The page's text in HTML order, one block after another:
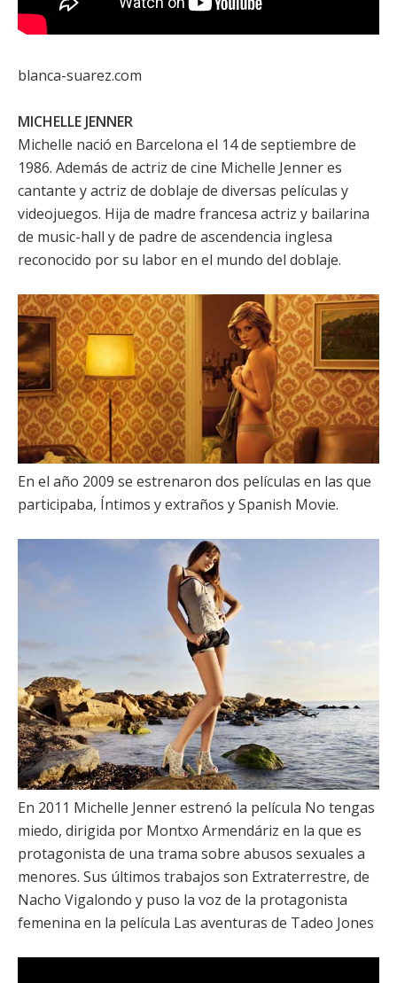
blanca-suarez.com
MICHELLE JENNER
Michelle nació en Barcelona el 14 de septiembre de
1986. Además de actriz de cine Michelle Jenneres
cantante y actriz de doblaje de diversas películas y
videojuegos. Hija de madre francesa actriz y bailarina
de music-hall y de padre de ascendencia inglesa
reconocido por su labor en el mundo del doblaje.
En el año 2009 se estrenaron dos películas en las que
participaba, Íntimos y extraños ySpanish Movie.
En 2011 Michelle Jennerestrenó la película No tengas
miedo, dirigida por Montxo Armendáriz en la que es
protagonista de una trama sobre abusos sexuales a
menores. Sus últimos trabajos son Extraterrestre, de
Nacho Vigalondo y puso la voz de la protagonista
femenina en la película Las aventuras de Tadeo Jones